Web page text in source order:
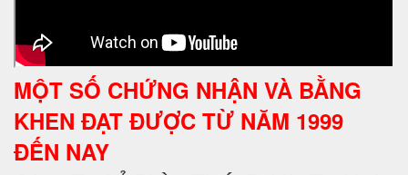
MỘT SỐ CHỨNG NHẬN VÀ BẰNG
KHEN ĐẠT ĐƯỢC TỪ NĂM 1999
ĐẾN NAY